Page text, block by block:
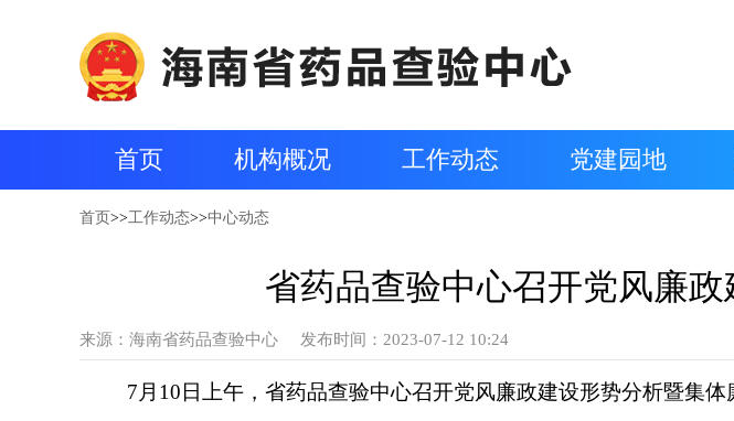
首页 机构概况 工作动态 党建园地
首页 >>工作动态>>中心动态
省药品查验中心召开党风廉
来源： 海南省药品查验中心 发布时间：2023-07-12 10:24
7月10日 上午 ，省药品查验中心召开党风廉政建设形势分析暨集体